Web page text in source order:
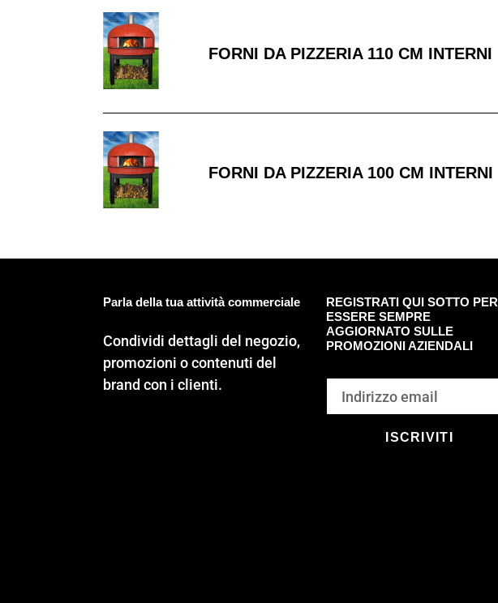
FORNI
DA
PIZZERIA
110
CM
INTERNI
FORNI DA PIZZERIA 110 CM INTERNI
FORNI
DA
PIZZERIA
100
FORNI DA PIZZERIA 100 CM INTERNI
Parla della tua attività commerciale
Condividi dettagli del negozio,
promozioni o contenuti del
brand con i clienti.
REGISTRATI QUI SOTTO PER
ESSERE SEMPRE
AGGIORNATO SULLE
PROMOZIONI AZIENDALI
ISCRIVITI